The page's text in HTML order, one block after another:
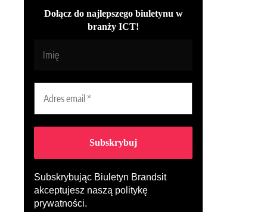
Dołącz do najlepszego biuletynu w
branży ICT!
Subskrybując Biuletyn Brandsit
akceptujesz naszą politykę
prywatności.